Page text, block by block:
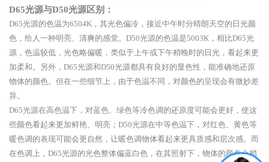
D65光源与D50光源区别：
D65光源的色温为6504K，其光色偏冷，接近中午时分晴朗天空的日光颜
色，给人一种明亮、清爽的感觉。D50光源的色温是5003K，相比D65光
源，色温较低，光色略偏暖，类似于上午或下午稍晚时的日光，看起来更
加柔和。另外，D65光源和D50光源都具有良好的显色性，能准确地还原
物体的颜色。但在一些细节上，由于色温不同，对颜色的呈现会有微妙差
异。
D65光源在高色温下，对蓝色、绿色等冷色调的还原度可能会更好，使这
些颜色看起来更加鲜艳、明亮；D50光源在中等色温下，对红色、黄色等
暖色调的表现可能会更自然，让暖色调物体看起来更具质感和层次感。而
在色调上，D65光源的光色整体偏蓝白色，在其照射下，物体的颜色会稍